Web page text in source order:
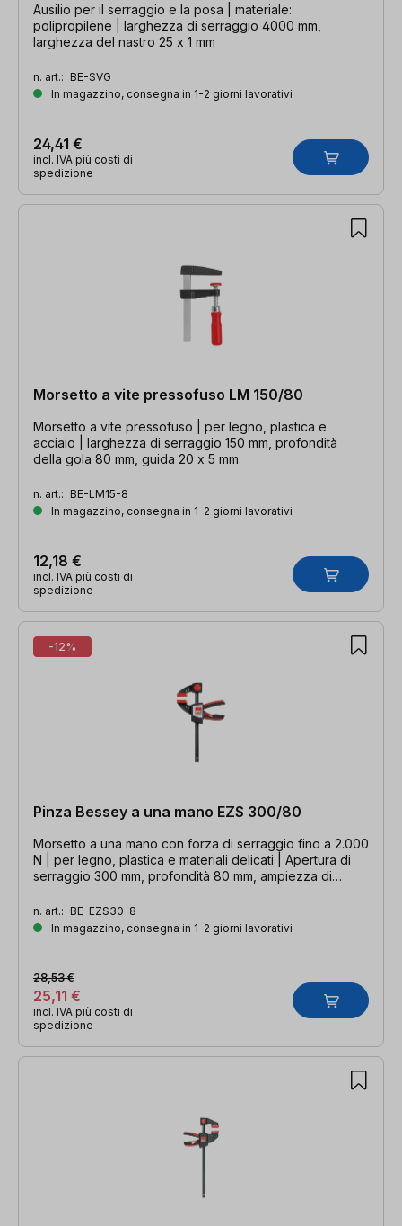
Ausilio per il serraggio e la posa | materiale:
polipropilene | larghezza di serraggio 4000 mm,
larghezza del nastro 25 x 1 mm
n. art.: BE-SVG
In magazzino, consegna in 1-2 giorni lavorativi
24,41 €
incl. IVA più costi di
spedizione
Morsetto a vite pressofuso LM 150/80
Morsetto a vite pressofuso | per legno, plastica e
acciaio | larghezza di serraggio 150 mm, profondità
della gola 80 mm, guida 20 x 5 mm
n. art.: BE-LM15-8
In magazzino, consegna in 1-2 giorni lavorativi
12,18 €
incl. IVA più costi di
spedizione
-12%
Pinza Bessey a una mano EZS 300/80
Morsetto a una mano con forza di serraggio fino a 2.000
N | per legno, plastica e materiali delicati | Apertura di
serraggio 300 mm, profondità 80 mm, ampiezza di
n. art.: BE-EZS30-8
In magazzino, consegna in 1-2 giorni lavorativi
25,11 €
28,53 €
incl. IVA più costi di
spedizione